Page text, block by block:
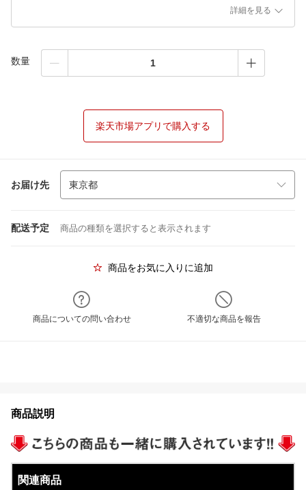
詳細を見る
数量
楽天市場アプリで購入する
お届け先
配送予定 商品の種類を選択すると表示されます
商品をお気に入りに追加
商品についての問い合わせ 不適切な商品を報告
商品説明
関連商品